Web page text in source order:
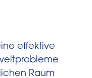
effektive
Raum